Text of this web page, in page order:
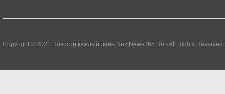
Copyright © 2021 Новости каждый день NextNews365.Ru - All Rights Reserved